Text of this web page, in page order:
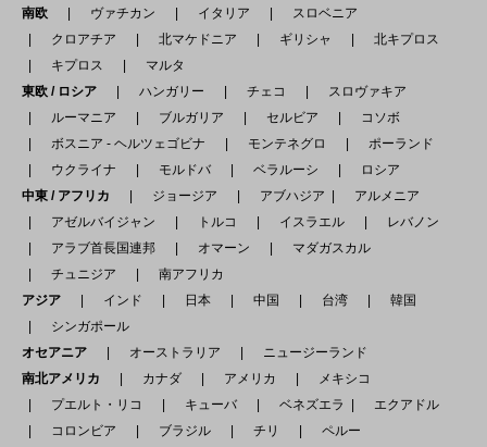
南欧
ヴァチカン イタリア
スロベニア
クロアチア
北マケドニア ギリシャ
北キプロス
キプロス
マルタ
東欧 / ロシア
ハンガリー チェコ
スロヴァキア
ルーマニア
ブルガリア セルビア
コソボ
ボスニア - ヘルツェゴビナ
モンテネグロ
ポーランド
ウクライナ
モルドバ ベラルーシ
ロシア
中東 / アフリカ
ジョージア アブハジア
アルメニア
アゼルバイジャン
トルコ イスラエル
レバノン
アラブ首長国連邦
オマーン
マダガスカル
チュニジア
南アフリカ
アジア
インド 日本 中国 台湾
韓国
シンガポール
オセアニア
オーストラリア
ニュージーランド
南北アメリカ
カナダ アメリカ
メキシコ
プエルト・リコ
キューバ ベネズエラ
エクアドル
コロンビア
ブラジル チリ
ペルー